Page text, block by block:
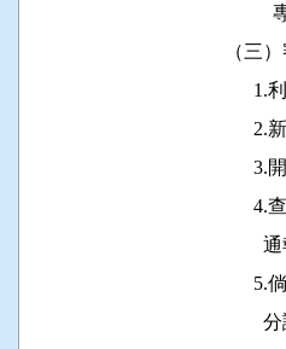
（